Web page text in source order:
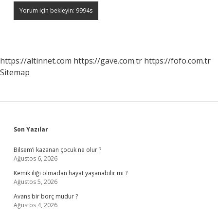
https://altinnet.com https://gave.com.tr https://fofo.com.tr
Sitemap
Sidebar
Son Yazılar
Bilsem’i kazanan çocuk ne olur ?
Ağustos 6, 2026
Kemik iliği olmadan hayat yaşanabilir mi ?
Ağustos 5, 2026
Avans bir borç mudur ?
Ağustos 4, 2026